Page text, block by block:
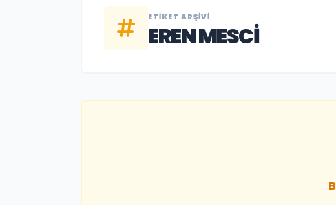
ETIKET ARŞIVI
EREN MESCI